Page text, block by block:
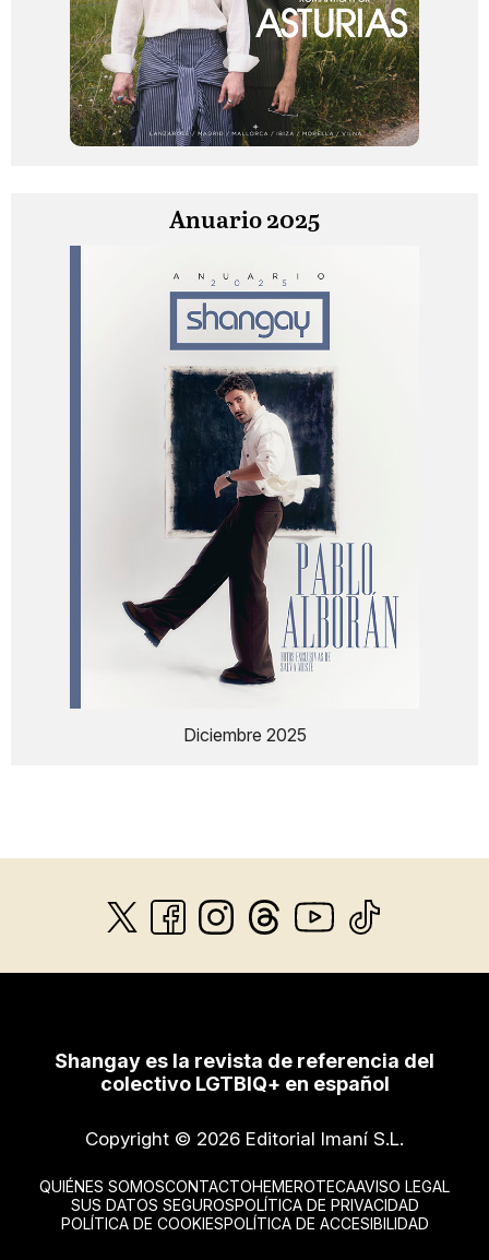
Anuario 2025
Diciembre 2025
Shangay es la revista de referencia del
colectivo LGTBIQ+ en español
Copyright © 2026 Editorial Imaní S.L.
QUIÉNES SOMOSCONTACTOHEMEROTECAAVISO LEGAL
SUS DATOS SEGUROSPOLÍTICA DE PRIVACIDAD
POLÍTICA DE COOKIESPOLÍTICA DE ACCESIBILIDAD